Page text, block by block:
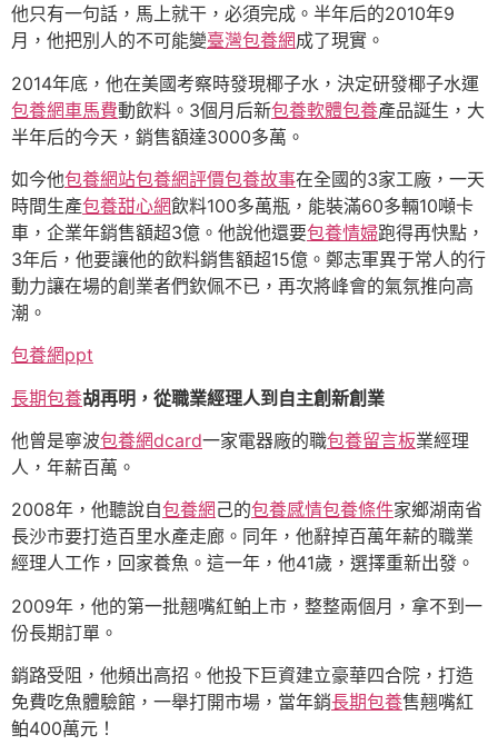
他只有一句話，馬上就干，必須完成。半年后的2010年9
月，他把別人的不可能變臺灣包養網成了現實。
2014年底，他在美國考察時發現椰子水，決定研發椰子水運
包養網車馬費動飲料。3個月后新包養軟體包養產品誕生，大
半年后的今天，銷售額達3000多萬。
如今他包養網站包養網評價包養故事在全國的3家工廠，一天
時間生產包養甜心網飲料100多萬瓶，能裝滿60多輛10噸卡
車，企業年銷售額超3億。他說他還要包養情婦跑得再快點，
3年后，他要讓他的飲料銷售額超15億。鄭志軍異于常人的行
動力讓在場的創業者們欽佩不已，再次將峰會的氣氛推向高
潮。
包養網ppt
長期包養胡再明，從職業經理人到自主創新創業
他曾是寧波包養網dcard一家電器廠的職包養留言板業經理
人，年薪百萬。
2008年，他聽說自包養網 己的包養感情包養條件家鄉湖南省
長沙市要打造百里水產走廊。同年，他辭掉百萬年薪的職業
經理人工作，回家養魚。這一年，他41歲，選擇重新出發。
2009年，他的第一批翹嘴紅鲌上市，整整兩個月，拿不到一
份長期訂單。
銷路受阻，他頻出高招。他投下巨資建立豪華四合院，打造
免費吃魚體驗館，一舉打開市場，當年銷長期包養售翹嘴紅
鲌400萬元！